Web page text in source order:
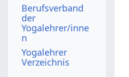
Berufsverband
der
Yogalehrer/inne
n
Yogalehrer
Verzeichnis